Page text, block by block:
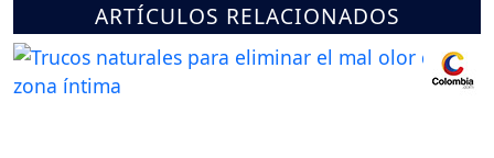
ARTÍCULOS RELACIONADOS